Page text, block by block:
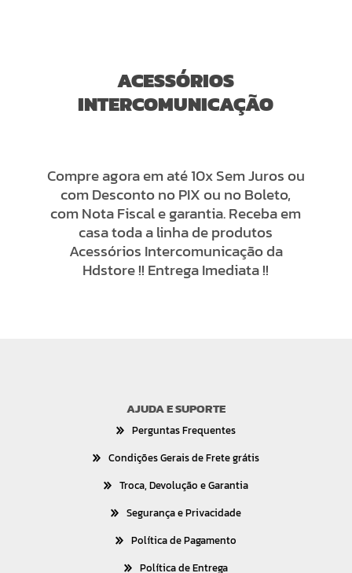
ACESSÓRIOS
INTERCOMUNICAÇÃO
Compre agora em até 10x Sem Juros ou
com Desconto no PIX ou no Boleto,
com Nota Fiscal e garantia. Receba em
casa toda a linha de produtos
Acessórios Intercomunicação da
Hdstore !! Entrega Imediata !!
AJUDA E SUPORTE
Perguntas Frequentes
Condições Gerais de Frete grátis
Troca, Devolução e Garantia
Segurança e Privacidade
Política de Pagamento
Política de Entrega